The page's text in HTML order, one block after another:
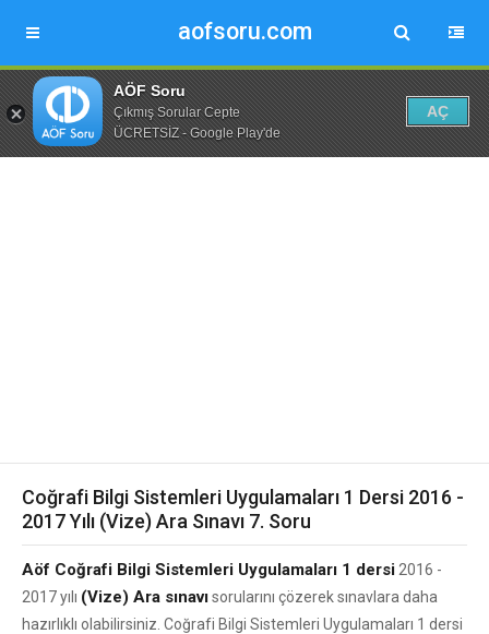
aofsoru.com
AÖF Soru
Çıkmış Sorular Cepte
ÜCRETSİZ - Google Play'de
AÇ
Coğrafi Bilgi Sistemleri Uygulamaları 1 Dersi 2016 -
2017 Yılı (Vize) Ara Sınavı 7. Soru
Aöf Coğrafi Bilgi Sistemleri Uygulamaları 1 dersi 2016 -
2017 yılı (Vize) Ara sınavısorularını çözerek sınavlara daha
hazırlıklı olabilirsiniz. Coğrafi Bilgi Sistemleri Uygulamaları 1 dersi